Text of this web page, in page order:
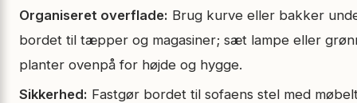
Organiseret overflade: Brug kurve eller bakker
bordet til tæpper og magasiner; sæt lampe eller
planter ovenpå for højde og hygge.
Sikkerhed: Fastgør bordet til sofaens stel med